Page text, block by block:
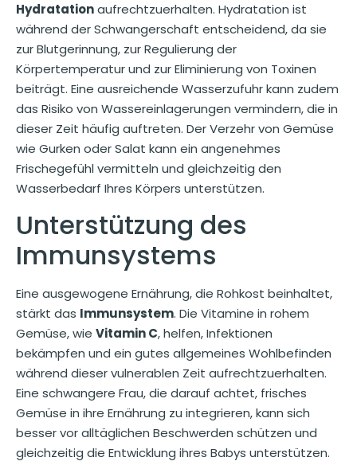
Hydratationaufrechtzuerhalten. Hydratation ist
während der Schwangerschaft entscheidend, da sie
zur Blutgerinnung, zur Regulierung der
Körpertemperatur und zur Eliminierung von Toxinen
beiträgt. Eine ausreichende Wasserzufuhr kann zudem
das Risiko von Wassereinlagerungen vermindern, die in
dieser Zeit häufig auftreten. Der Verzehr von Gemüse
wie Gurken oder Salat kann ein angenehmes
Frischegefühl vermitteln und gleichzeitig den
Wasserbedarf Ihres Körpers unterstützen.
Unterstützung des
Immunsystems
Eine ausgewogene Ernährung, die Rohkost beinhaltet,
stärkt das Immunsystem. Die Vitamine in rohem
Gemüse, wie Vitamin C, helfen, Infektionen
bekämpfen und ein gutes allgemeines Wohlbefinden
während dieser vulnerablen Zeit aufrechtzuerhalten.
Eine schwangere Frau, die darauf achtet, frisches
Gemüse in ihre Ernährung zu integrieren, kann sich
besser vor alltäglichen Beschwerden schützen und
gleichzeitig die Entwicklung ihres Babys unterstützen.